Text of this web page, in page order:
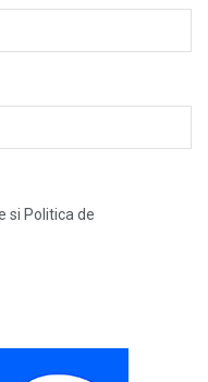
si Politica de